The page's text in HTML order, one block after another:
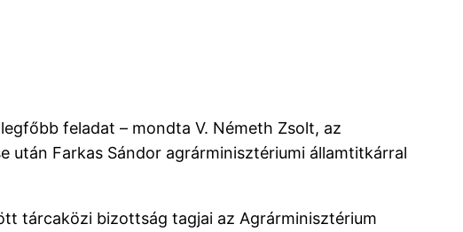
feladat – mondta V. Németh Zsolt, az
után Farkas Sándor agrárminisztériumi államtitkárral
tárcaközi bizottság tagjai az Agrárminisztérium